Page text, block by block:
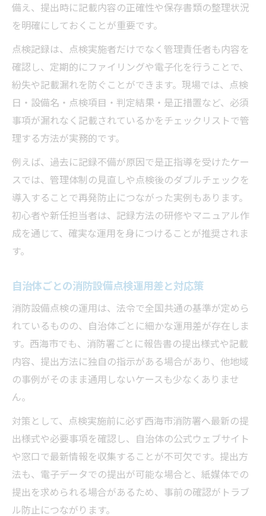
備え、提出時に記載内容の正確性や保存書類の整理状況
を明確にしておくことが重要です。
点検記録は、点検実施者だけでなく管理責任者も内容を
確認し、定期的にファイリングや電子化を行うことで、
紛失や記載漏れを防ぐことができます。現場では、点検
日・設備名・点検項目・判定結果・是正措置など、必須
事項が漏れなく記載されているかをチェックリストで管
理する方法が実務的です。
例えば、過去に記録不備が原因で是正指導を受けたケー
スでは、管理体制の見直しや点検後のダブルチェックを
導入することで再発防止につながった実例もあります。
初心者や新任担当者は、記録方法の研修やマニュアル作
成を通じて、確実な運用を身につけることが推奨されま
す。
自治体ごとの消防設備点検運用差と対応策
消防設備点検の運用は、法令で全国共通の基準が定めら
れているものの、自治体ごとに細かな運用差が存在しま
す。西海市でも、消防署ごとに報告書の提出様式や記載
内容、提出方法に独自の指示がある場合があり、他地域
の事例がそのまま通用しないケースも少なくありませ
ん。
対策として、点検実施前に必ず西海市消防署へ最新の提
出様式や必要事項を確認し、自治体の公式ウェブサイト
や窓口で最新情報を収集することが不可欠です。提出方
法も、電子データでの提出が可能な場合と、紙媒体での
提出を求められる場合があるため、事前の確認がトラブ
ル防止につながります。